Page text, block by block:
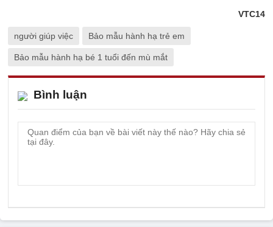
VTC14
người giúp việc Bảo mẫu hành hạ trẻ em
Bảo mẫu hành hạ bé 1 tuổi đến mù mắt
Bình luận